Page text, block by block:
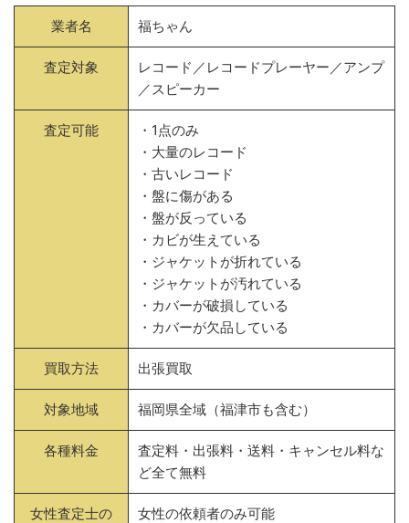
業者名 福ちゃん
査定対象
レコード／レコードプレーヤー／アンプ
／スピーカー
査定可能
・1点のみ
・大量のレコード
・古いレコード
・盤に傷がある
・盤が反っている
・カビが生えている
・ジャケットが折れている
・ジャケットが汚れている
・カバーが破損している
・カバーが欠品している
買取方法 出張買取
対象地域 福岡県全域（福津市も含む）
各種料金
査定料・出張料・送料・キャンセル料な
ど全て無料
女性査定士の
女性の依頼者のみ可能